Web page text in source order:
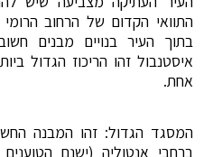
התוואי הקדום של הרחוב
בתוך העיר בנויים מבנים
איסטנבול זהו הריכוז הגדול
אחת.
המסגד הגדול: זהו המבנה